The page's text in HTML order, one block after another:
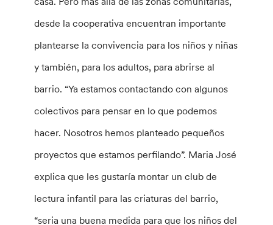
desde la cooperativa encuentran importante
plantearse la convivencia para los niños y niñas
y también, para los adultos, para abrirse al
barrio. “Ya estamos contactando con algunos
colectivos para pensar en lo que podemos
hacer. Nosotros hemos planteado pequeños
proyectos que estamos perfilando”. Maria José
explica que les gustaría montar un club de
lectura infantil para las criaturas del barrio,
“seria una buena medida para que los niños del